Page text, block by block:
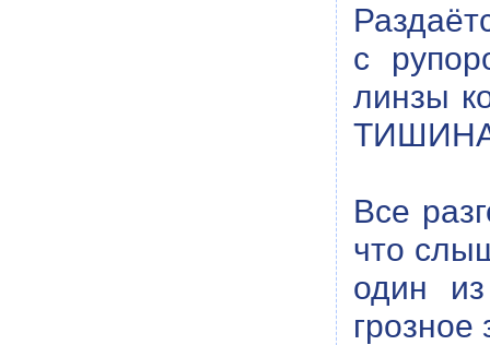
с
линзы
Все
что
один
грозное